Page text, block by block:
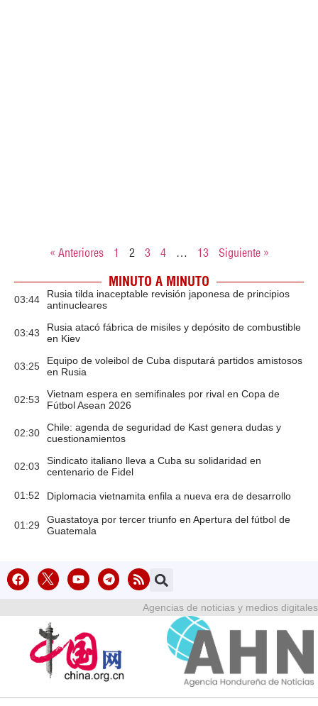
« Anteriores 1 2 3 4 … 13 Siguiente »
MINUTO A MINUTO
03:44
Rusia tilda inaceptable revisión japonesa de principios
antinucleares
03:43
Rusia atacó fábrica de misiles y depósito de combustible
en Kiev
03:25
Equipo de voleibol de Cuba disputará partidos amistosos
en Rusia
02:53
Vietnam espera en semifinales por rival en Copa de
Fútbol Asean 2026
02:30
Chile: agenda de seguridad de Kast genera dudas y
cuestionamientos
02:03
Sindicato italiano lleva a Cuba su solidaridad en
centenario de Fidel
01:52 Diplomacia vietnamita enfila a nueva era de desarrollo
01:29
Guastatoya por tercer triunfo en Apertura del fútbol de
Guatemala
Agencias de noticias y medios digitales